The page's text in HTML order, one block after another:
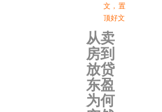
文 ， 置
顶好文
从卖
房到
放贷
东盈
为何